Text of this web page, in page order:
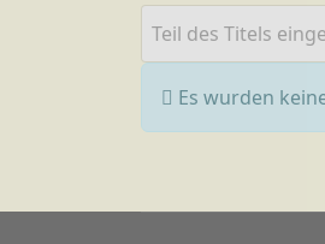
Information
Es wurden